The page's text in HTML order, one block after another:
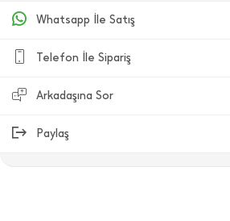
Whatsapp İle Satış
Telefon İle Sipariş
Arkadaşına Sor
Paylaş